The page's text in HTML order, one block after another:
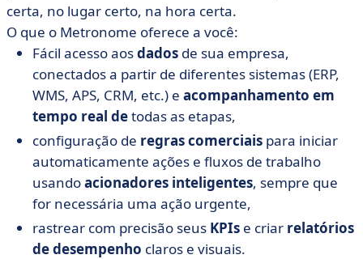
certa, no lugar certo, na hora certa.
O que o Metronome oferece a você:
Fácil acesso aosdados de sua empresa,
conectados a partir de diferentes sistemas (ERP,
WMS, APS, CRM, etc.) e acompanhamento em
tempo real detodas as etapas,
configuração de regras comerciais para iniciar
automaticamente ações e fluxos de trabalho
usandoacionadores inteligentes, sempre que
for necessária uma ação urgente,
rastrear com precisão seus KPIs e criar relatórios
de desempenho claros e visuais.